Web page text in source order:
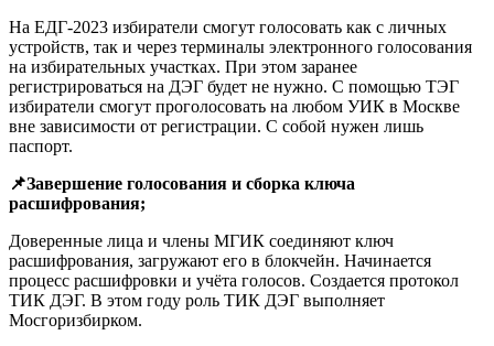
На ЕДГ-2023 избиратели смогут голосовать как с личных
устройств, так и через терминалы электронного голосования
на избирательных участках. При этом заранее
регистрироваться на ДЭГ будет не нужно. С помощью ТЭГ
избиратели смогут проголосовать на любом УИК в Москве
вне зависимости от регистрации. С собой нужен лишь
паспорт.
📌Завершение голосования и сборка ключа
расшифрования;
Доверенные лица и члены МГИК соединяют ключ
расшифрования, загружают его в блокчейн. Начинается
процесс расшифровки и учёта голосов. Создается протокол
ТИК ДЭГ. В этом году роль ТИК ДЭГ выполняет
Мосгоризбирком.